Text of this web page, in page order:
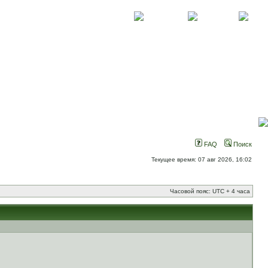
FAQ Поиск
Текущее время: 07 авг 2026, 16:02
Часовой пояс: UTC + 4 часа